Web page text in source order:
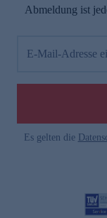
Abmeldung ist
E-Mail-Adresse
Es gelten die